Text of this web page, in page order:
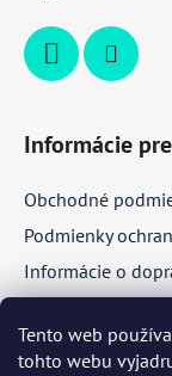
Tento web
tohto webu
Informácie
Obchodné
Podmienky
Informácie o